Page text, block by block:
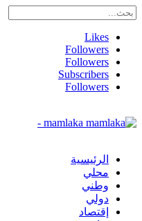
Likes
Followers
Followers
Subscribers
Followers
mamlaka -
الرئيسية
محلي
وطني
دولي
إقتصاد